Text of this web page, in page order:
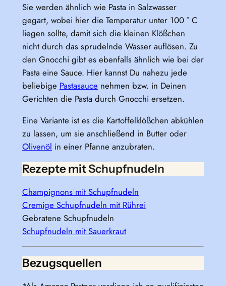
Sie werden ähnlich wie Pasta in Salzwasser
gegart, wobei hier die Temperatur unter 100 ° C
liegen sollte, damit sich die kleinen Klößchen
nicht durch das sprudelnde Wasser auflösen. Zu
den Gnocchi gibt es ebenfalls ähnlich wie bei der
Pasta eine Sauce. Hier kannst Du nahezu jede
beliebige Pastasauce nehmen bzw. in Deinen
Gerichten die Pasta durch Gnocchi ersetzen.
Eine Variante ist es die Kartoffelklößchen abkühlen
zu lassen, um sie anschließend in Butter oder
Olivenöl in einer Pfanne anzubraten.
Rezepte mitSchupfnudeln
Champignons mit Schupfnudeln
Cremige Schupfnudeln mit Rührei
Gebratene Schupfnudeln
Schupfnudeln mit Sauerkraut
Bezugsquellen